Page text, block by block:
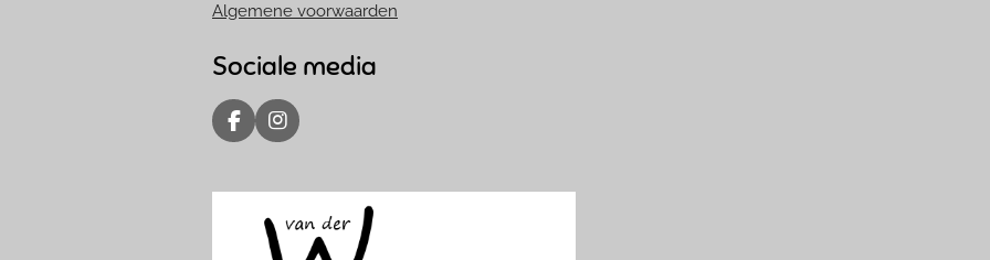
Algemene voorwaarden
Sociale media
F
a
e
I
n
t
g
r